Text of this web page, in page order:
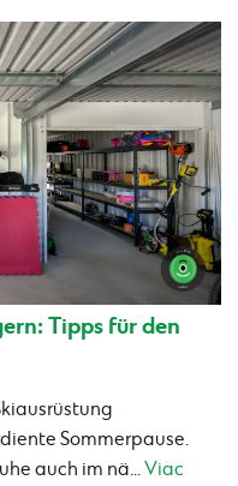
Tipps für den
Sommerpause.
auch im nä...Viac